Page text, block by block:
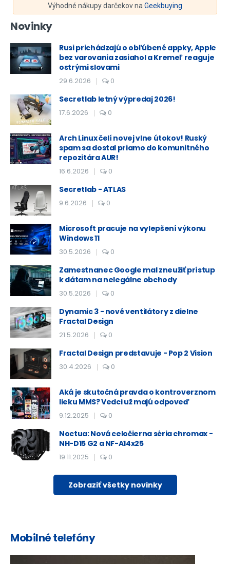
Výhodné nákupy darčekov na Geekbuying
Novinky
Rusi prichádzajú o obľúbené appky, Apple
bez varovania zasiahol a Kremeľ reaguje
ostrými slovami
29.6.2026 0
Secretlab letný výpredaj 2026!
17.6.2026 0
Arch Linux čelí novej vlne útokov! Ruský
spam sa dostal priamo do komunitného
repozitára AUR!
16.6.2026 0
Secretlab - ATLAS
9.6.2026 0
Microsoft pracuje na vylepšení výkonu
Windows 11
30.5.2026 0
Zamestnanec Google mal zneužiť prístup
k dátam na nelegálne obchody
30.5.2026 0
Dynamic 3 - nové ventilátory z dielne
Fractal Design
21.5.2026 0
Fractal Design predstavuje - Pop 2 Vision
30.4.2026 0
Aká je skutočná pravda o kontroverznom
lieku MMS? Vedci už majú odpoveď
9.12.2025 0
Noctua: Nová celočierna séria chromax -
NH-D15 G2 a NF-A14x25
19.11.2025 0
Zobraziť všetky novinky
Mobilné telefóny